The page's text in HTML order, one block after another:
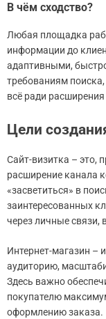
В чём сходство?
Любая площадка
информации до
адаптивными,
требованиям
всё ради
Цели
Сайт-визитка – это,
расширение канала
«засветиться» в
заинтересованных
через личные связи,
Интернет-магазин –
аудиторию,
Здесь важно
покупателю
оформлению заказа.